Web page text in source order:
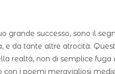
grande successo, sono il
da tante altre atrocità.
realtà, non di semplice fuga
i poemi meravigliosi